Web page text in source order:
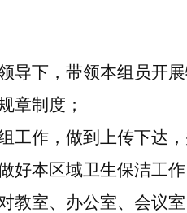
导下，带领本组 员开
章制度；
工作，做到上传下达
好本区域卫生保洁工
教室、办公室、会议